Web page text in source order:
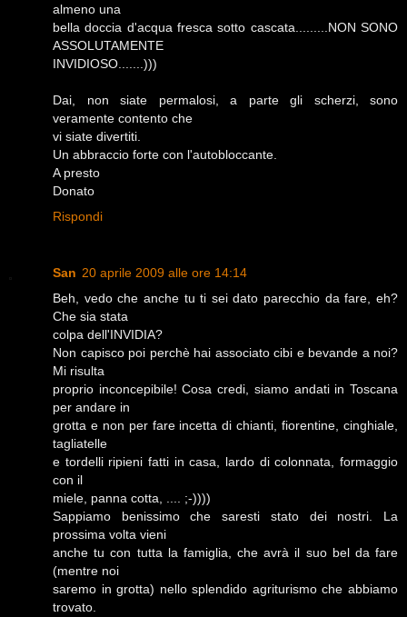
almeno una
bella doccia d'acqua fresca sotto cascata.........NON SONO
ASSOLUTAMENTE
INVIDIOSO.......)))
Dai, non siate permalosi, a parte gli scherzi, sono
veramente contento che
vi siate divertiti.
Un abbraccio forte con l'autobloccante.
A presto
Donato
Rispondi
San 20 aprile 2009 alle ore 14:14
Beh, vedo che anche tu ti sei dato parecchio da fare, eh?
Che sia stata
colpa dell'INVIDIA?
Non capisco poi perchè hai associato cibi e bevande a noi?
Mi risulta
proprio inconcepibile! Cosa credi, siamo andati in Toscana
per andare in
grotta e non per fare incetta di chianti, fiorentine, cinghiale,
tagliatelle
e tordelli ripieni fatti in casa, lardo di colonnata, formaggio
con il
miele, panna cotta, .... ;-))))
Sappiamo benissimo che saresti stato dei nostri. La
prossima volta vieni
anche tu con tutta la famiglia, che avrà il suo bel da fare
(mentre noi
saremo in grotta) nello splendido agriturismo che abbiamo
trovato.